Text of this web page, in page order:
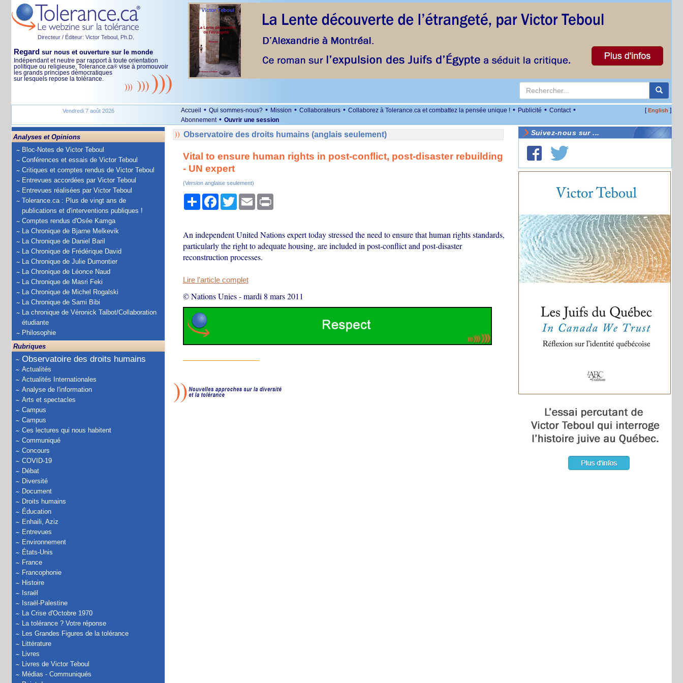
Directeur / Éditeur: Victor Teboul, Ph.D.
Regard sur nous et ouverture sur le monde
Indépendant et neutre par rapport à toute orientation
politique ou religieuse, Tolerance.ca® vise à promouvoir
les grands principes démocratiques
sur lesquels repose la tolérance.
Vendredi 7 août 2026 Accueil • Qui sommes-nous? • Mission • Collaborateurs • Collaborez à Tolerance.ca et combattez la pensée unique ! • Publicité • Contact •
Abonnement • Ouvrir une session
[English ]
Analyses et Opinions
Bloc-Notes de Victor Teboul
Conférences et essais de Victor Teboul
Critiques et comptes rendus de Victor Teboul
Entrevues accordées par Victor Teboul
Entrevues réalisées par Victor Teboul
Tolerance.ca : Plus de vingt ans de
publications et d'interventions publiques !
Comptes rendus d'Osée Kamga
La Chronique de Bjarne Melkevik
La Chronique de Daniel Baril
La Chronique de Frédérique David
La Chronique de Julie Dumontier
La Chronique de Léonce Naud
La Chronique de Masri Feki
La Chronique de Michel Rogalski
La Chronique de Sami Bibi
La chronique de Véronick Talbot/Collaboration
étudiante
Philosophie
Rubriques
Observatoire des droits humains
Actualités
Actualités Internationales
Analyse de l'information
Arts et spectacles
Campus
Campus
Ces lectures qui nous habitent
Communiqué
Concours
COVID-19
Débat
Diversité
Document
Droits humains
Éducation
Enhaili, Aziz
Entrevues
Environnement
États-Unis
France
Francophonie
Histoire
Israël
Israël-Palestine
La Crise d'Octobre 1970
La tolérance ? Votre réponse
Les Grandes Figures de la tolérance
Littérature
Livres
Livres de Victor Teboul
Médias - Communiqués
Observatoire des droits humains (anglais seulement)
Vital to ensure human rights in post-conflict, post-disaster rebuilding
- UN expert
(Version anglaise seulement)
PartagerFacebook
TwitterEmail Print
An independent United Nations expert today stressed the need to ensure that human rights standards,
particularly the right to adequate housing, are included in post-conflict and post-disaster
reconstruction processes.
Lire l'article complet
© Nations Unies-mardi 8 mars 2011
Suivez-nous sur ...